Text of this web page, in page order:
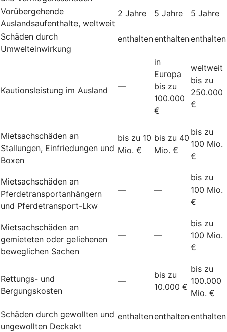
Vorübergehende
Auslandsaufenthalte, weltweit
2 Jahre 5 Jahre 5 Jahre
Schäden durch
Umwelteinwirkung
enthaltenenthaltenenthalten
Kautionsleistung im Ausland —
in
Europa
bis zu
100.000
€
weltweit
bis zu
250.000
€
Mietsachschäden an
Stallungen, Einfriedungen und
Boxen
bis zu 10
Mio. €
bis zu 40
Mio. €
bis zu
100 Mio.
€
Mietsachschäden an
Pferdetransportanhängern
und Pferdetransport-Lkw
— —
bis zu
100 Mio.
€
Mietsachschäden an
gemieteten oder geliehenen
beweglichen Sachen
— —
bis zu
100 Mio.
€
Rettungs- und
Bergungskosten
—
bis zu
10.000 €
bis zu
100.000
Mio. €
Schäden durch gewollten und
ungewollten Deckakt
enthaltenenthaltenenthalten